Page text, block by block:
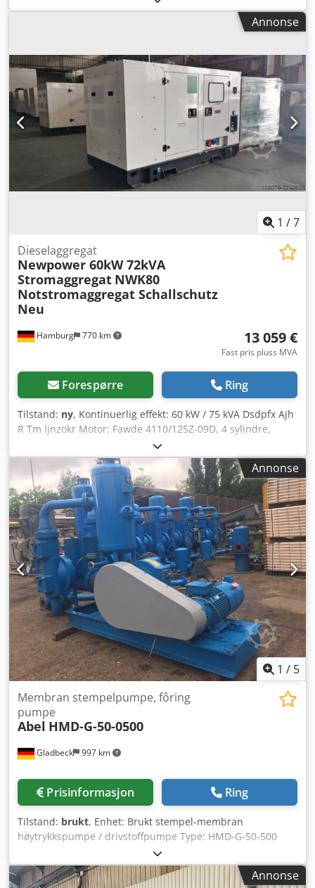
overhalt - Elektrisk system kontrollert, fullt funksjonell,
relevante deler fornyet - Alle slitedeler er fornyet - Farge:
mm Revidert slipespindel 2-aksers digital avlesning for Y-
og Z-akse Automatisk tilmatning på Y- og Z-akse Y-akse
med nullstopp Manuell håndavretter Trinnløs
turtallsregulering for slipeskive V-konstant for skiveslitasje
Papirbåndfilteranlegg, brukt Maks. høyde med 250 mm
skivediameter: 290 mm Maks. slipeområde: 600x250 mm
Maks. belastning inkl. magnet: 100 kg Dkodpfewb Hygjx
Anzer Garanti: 1 år på geometri og elektronikk i hele
Tyskland Levering: fra fabrikk Leveringstid: umiddelbart
Betaling: før henting Maskinen kan inspiseres hos oss
Annonse
1 /7
Hamburg 770 km
Dieselaggregat
Newpower 60kW 72kVA
Stromaggregat NWK80
Notstromaggregat Schallschutz
Neu
13 059 €
Fast pris pluss MVA
Forespørre Ring
Tilstand: ny, Kontinuerlig effekt: 60 kW / 75 kVA Dsdpfx Ajh
R Tm Ijnzokr Motor: Fawde 4110/125Z-09D, 4 sylindre,
vannkjølt Tilkobling: 1x32A, 1x64A, 1x220V Stikkontakter
eller effektbryter, valgfritt 125A-stikkontakt Frekvens: 50 Hz
Spenning: 400/230 V Inkluderer: Elektronisk
turtallsregulering, AVR, batterilader, forvarmingssystem
Comap AMF8-styring med generatornettilkobling
Jordfeilbryter
Annonse
1 / 5
Gladbeck 997 km
Membran stempelpumpe, fôring
pumpe
Abel HMD-G-50-0500
Prisinformasjon Ring
Tilstand: brukt, Enhet: Brukt stempel-membran
høytrykkspumpe / drivstoffpumpe Type: HMD-G-50-500
Kapasitet: 40,0 m3/t Dodpfxodkdi To Anzjkr Trykk: 1,6 MPa
Annonse